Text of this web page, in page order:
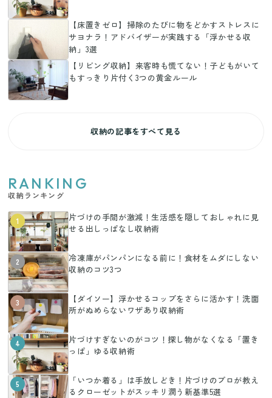
【床置きゼロ】掃除のたびに物をどかすストレスに
サヨナラ！アドバイザーが実践する「浮かせる収
納」3選
【リビング収納】来客時も慌てない！子どもがいて
もすっきり片付く3つの黄金ルール
収納の記事をすべて見る
RANKING
収納ランキング
1
片づけの手間が激減！生活感を隠しておしゃれに見
せる出しっぱなし収納術
2
冷凍庫がパンパンになる前に！食材をムダにしない
収納のコツ3つ
3
【ダイソー】浮かせるコップをさらに活かす！洗面
所がぬめらないワザあり収納術
4
片づけすぎないのがコツ！探し物がなくなる「置き
っぱ」ゆる収納術
5
「いつか着る」は手放しどき！片づけのプロが教え
るクローゼットがスッキリ潤う新基準5選